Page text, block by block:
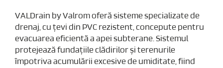
VALDrain by Valrom oferă sisteme specializate de
drenaj, cu țevi din PVC rezistent, concepute pentru
evacuarea eficientă a apei subterane. Sistemul
protejează fundațiile clădirilor și terenurile
împotriva acumulării excesive de umiditate, fiind